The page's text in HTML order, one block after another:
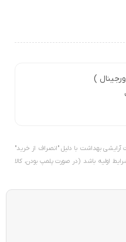
)
آرایشی بهداشت با دلیل "انصراف از خرید"
اولیه باشد (در صورت پلمپ بودن، کالا